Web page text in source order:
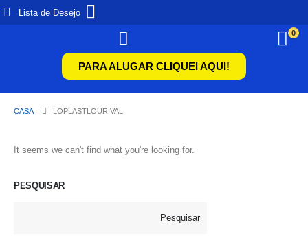
Lista de Desejo
0
PARA ALUGAR CLIQUEI AQUI!
CASA LOPLASTLOURIVAL
It seems we can't find what you're looking for.
PESQUISAR
Pesquisar